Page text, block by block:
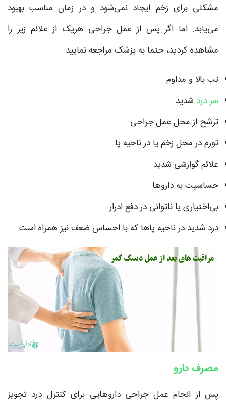
مشکلی برای زخم ایجاد نمی‌شود و در زمان مناسب بهبود
می‌یابد. اما اگر پس از عمل جراحی هریک از علائم زیر را
مشاهده کردید، حتما به پزشک مراجعه نمایید:
تب بالا و مداوم
سر درد شدید
ترشح از محل عمل جراحی
تورم در محل زخم یا در ناحیه پا
علائم گوارشی شدید
حساسیت به داروها
بی‌اختیاری یا ناتوانی در دفع ادرار
درد شدید در ناحیه پاها که با احساس ضعف نیز همراه است.
مصرف دارو
پس از انجام عمل جراحی داروهایی برای کنترل درد تجویز